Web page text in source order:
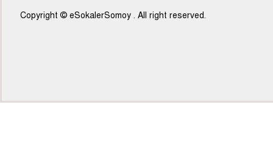
Copyright © eSokalerSomoy . All right reserved.